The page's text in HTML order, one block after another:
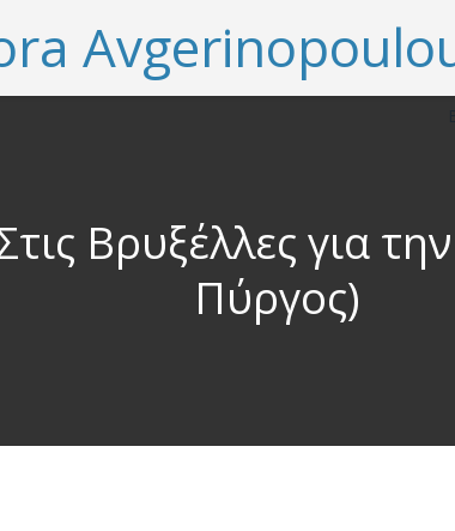
Βρυξέλλες για
Πύργος)